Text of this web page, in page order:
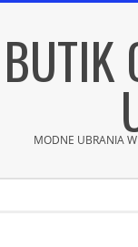
content
BUTIK
MODNE UBRANIA W